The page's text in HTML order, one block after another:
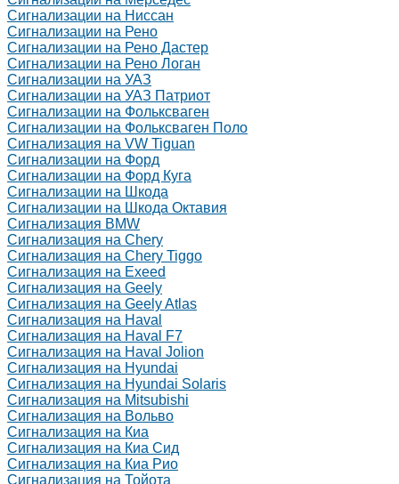
Сигнализации на Ниссан
Сигнализации на Рено
Сигнализации на Рено Дастер
Сигнализации на Рено Логан
Сигнализации на УАЗ
Сигнализации на УАЗ Патриот
Сигнализации на Фольксваген
Сигнализации на Фольксваген Поло
Сигнализация на VW Tiguan
Сигнализации на Форд
Сигнализации на Форд Куга
Сигнализации на Шкода
Сигнализации на Шкода Октавия
Сигнализация BMW
Сигнализация на Chery
Сигнализация на Chery Tiggo
Сигнализация на Exeed
Сигнализация на Geely
Сигнализация на Geely Atlas
Сигнализация на Haval
Сигнализация на Haval F7
Сигнализация на Haval Jolion
Сигнализация на Hyundai
Сигнализация на Hyundai Solaris
Сигнализация на Mitsubishi
Сигнализация на Вольво
Сигнализация на Киа
Сигнализация на Киа Cид
Сигнализация на Киа Рио
Сигнализация на Тойота